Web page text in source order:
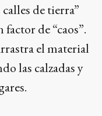
de tierra”
de “caos”.
el material
las calzadas y